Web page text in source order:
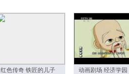
红色传奇 铁匠的儿子
动画剧场 经济学园